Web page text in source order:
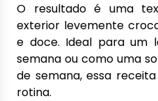
O resultado é uma
exterior levemente
e doce. Ideal para um
semana ou como uma
de semana, essa
rotina.